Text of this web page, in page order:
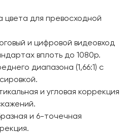
цвета для превосходной
и цифровой видеовход
вплоть до 1080p.
диапазона (1,66:1) с
и угловая коррекция
и 6-точечная